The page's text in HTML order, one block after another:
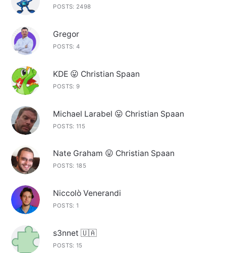
POSTS: 2498
Gregor
POSTS: 4
KDE 😛 Christian Spaan
POSTS: 9
Michael Larabel 😛 Christian Spaan
POSTS: 115
Nate Graham 😛 Christian Spaan
POSTS: 185
Niccolò Venerandi
POSTS: 1
s3nnet 🇺🇦
POSTS: 15